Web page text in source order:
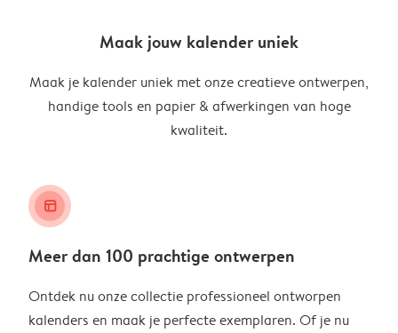
Maak jouw kalender uniek
Maak je kalender uniek met onze creatieve ontwerpen,
handige tools en papier & afwerkingen van hoge
kwaliteit.
layout_alt
Meer dan 100 prachtige ontwerpen
Ontdek nu onze collectie professioneel ontworpen
kalenders en maak je perfecte exemplaren. Of je nu